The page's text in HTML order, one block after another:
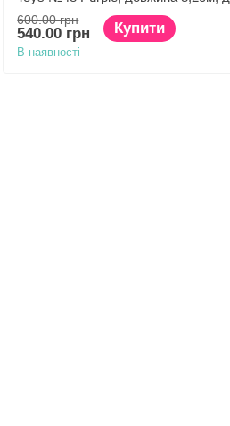
3,5см
600.00 грн
540.00 грн Купити
В наявності